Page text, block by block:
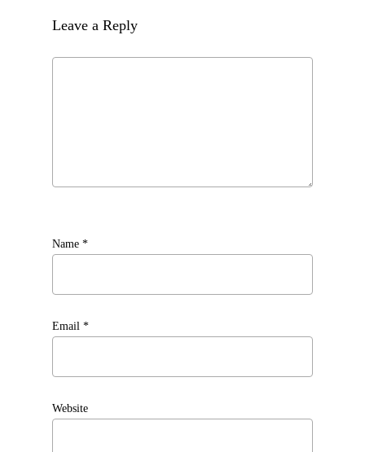
Leave a Reply
Name *
Email *
Website